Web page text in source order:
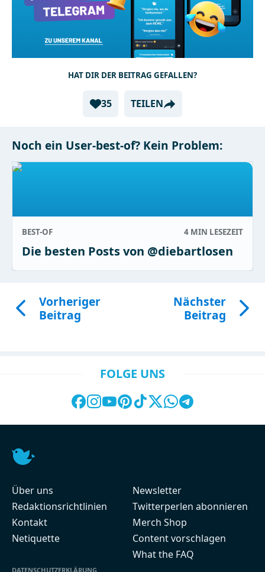
HAT DIR DER BEITRAG GEFALLEN?
35 TEILEN
Noch ein User-best-of? Kein Problem:
BEST-OF 4 MIN LESEZEIT
Die besten Posts von @diebartlosen
Vorheriger
Beitrag
Nächster
Beitrag
FOLGE UNS
Über uns
Redaktionsrichtlinien
Kontakt
Netiquette
DATENSCHUTZERKLÄRUNG
Newsletter
Twitterperlen abonnieren
Merch Shop
Content vorschlagen
What the FAQ